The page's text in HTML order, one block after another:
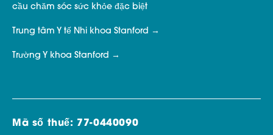
cầu chăm sóc sức khỏe đặc biệt
Trung tâm Y tế Nhi khoa Stanford
Trường Y khoa Stanford
Mã số thuế: 77-0440090